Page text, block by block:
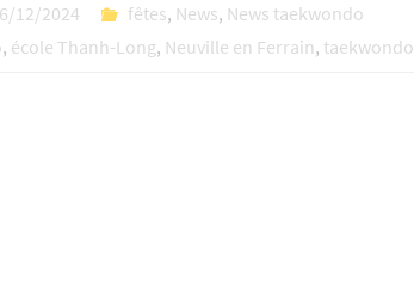
12/2024 fêtes, News, News taekwondo
, école Thanh-Long, Neuville en Ferrain, taekwondo